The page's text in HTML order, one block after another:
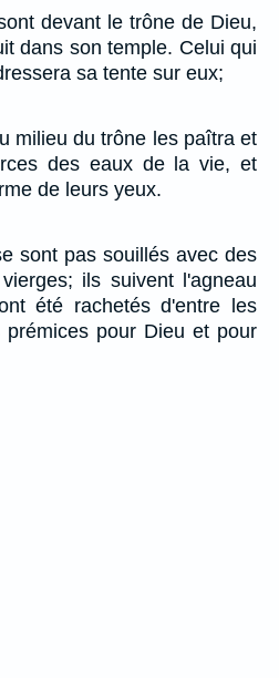
devant le trône de Dieu,
dans son temple. Celui qui
sa tente sur eux;
milieu du trône les paîtra et
des eaux de la vie, et
de leurs yeux.
sont pas souillés avec des
ils suivent l'agneau
été rachetés d'entre les
prémices pour Dieu et pour